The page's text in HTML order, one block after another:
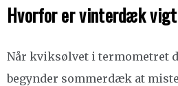
Hvorfor er vinterdæk
Når kviksølvet i termometret
begynder sommerdæk at